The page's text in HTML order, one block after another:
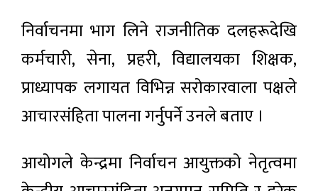
निर्वाचनमा भाग लिने राजनीतिक दलहरूदेखि
कर्मचारी, सेना, प्रहरी, विद्यालयका शिक्षक,
प्राध्यापक लगायत विभिन्न सरोकारवाला पक्षले
आचारसंहिता पालना गर्नुपर्ने उनले बताए ।
आयोगले केन्द्रमा निर्वाचन आयुक्तको नेतृत्वमा